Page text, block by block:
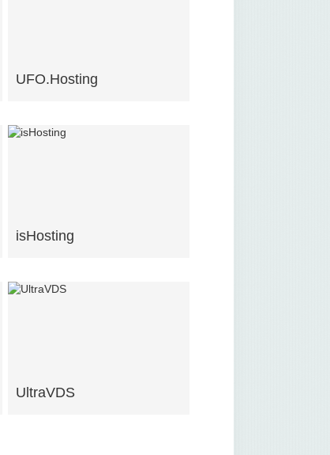
UFO.Hosting
isHosting
UltraVDS